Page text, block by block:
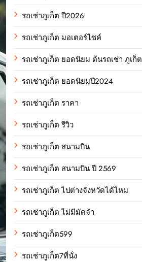
รถเช่าภูเก็ต ปี2026
รถเช่าภูเก็ต มอเตอร์ไซค์
รถเช่าภูเก็ต ยอดนิยม ต้นรถเช่า ภูเก็ต
รถเช่าภูเก็ต ยอดนิยมปี2024
รถเช่าภูเก็ต ราคา
รถเช่าภูเก็ต รีวิว
รถเช่าภูเก็ต สนามบิน
รถเช่าภูเก็ต สนามบิน ปี 2569
รถเช่าภูเก็ต ไปต่างจังหวัดได้ไหม
รถเช่าภูเก็ต ไม่มีมัดจำ
รถเช่าภูเก็ต599
รถเช่าภูเก็ต7ที่นั่ง